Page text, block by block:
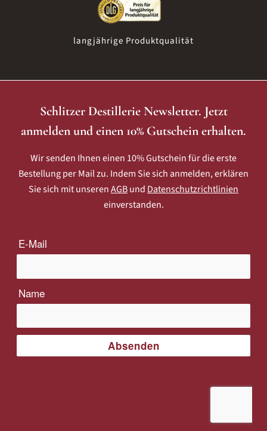
langjährige Produktqualität
Schlitzer Destillerie Newsletter. Jetzt
anmelden und einen 10% Gutschein erhalten.
Wir senden Ihnen einen 10% Gutschein für die erste
Bestellung per Mail zu. Indem Sie sich anmelden, erklären
Sie sich mit unserenAGBund Datenschutzrichtlinien
einverstanden.